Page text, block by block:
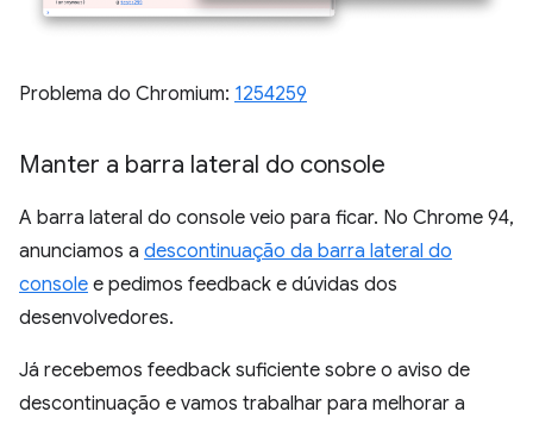
Problema do Chromium: 1254259
Manter a barra lateral do console
A barra lateral do console veio para ficar. No Chrome 94,
anunciamos a descontinuação da barra lateral do
console e pedimos feedback e dúvidas dos
desenvolvedores.
Já recebemos feedback suficiente sobre o aviso de
descontinuação e vamos trabalhar para melhorar a